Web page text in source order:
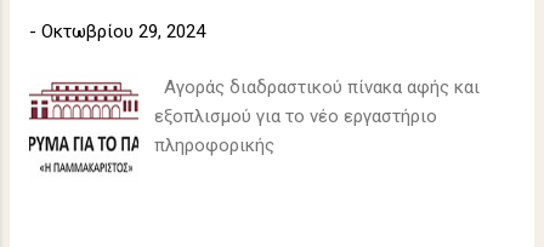
- Οκτωβρίου 29, 2024
Αγοράς διαδραστικού πίνακα αφής και
εξοπλισμού για το νέο εργαστήριο
πληροφορικής